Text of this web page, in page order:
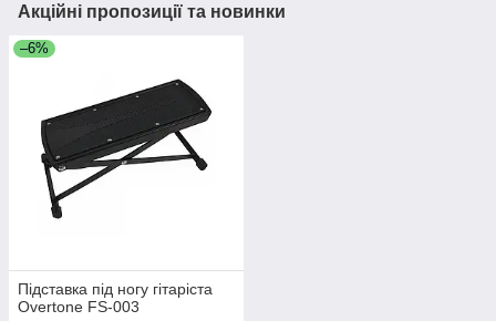
Акційні пропозиції та новинки
–6%
Підставка під ногу гітаріста
Overtone FS-003